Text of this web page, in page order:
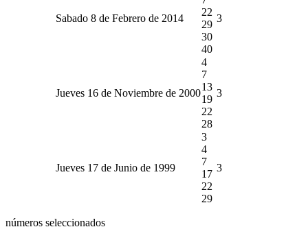
Sabado 8 de Febrero de 2014
22
29
30
40
3
Jueves 16 de Noviembre de 2000
4
7
13
19
22
28
3
Jueves 17 de Junio de 1999
3
4
7
17
22
29
3
números seleccionados